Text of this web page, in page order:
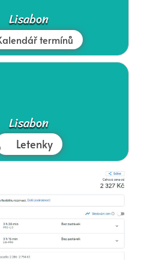
Lisabon
termínů
Lisabon
Letenky